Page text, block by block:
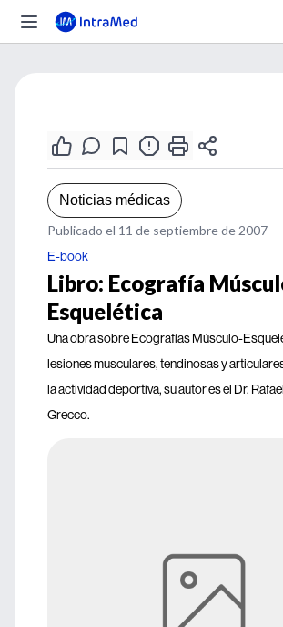
Noticias médicas
Publicado el 11 de septiembre de 2007
E-book
Libro: Ecografía
Esquelética
Una obra sobre Ecografías Músculo-
lesiones musculares, tendinosas y
la actividad deportiva, su autor es el Dr.
Grecco.